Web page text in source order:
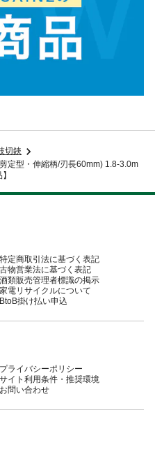
切鋏
定型・伸縮柄/刃長60mm) 1.8-3.0m
特定商取引法に基づく表記
古物営業法に基づく表記
酒類販売管理者標識の掲示
家電リサイクルについて
BtoB掛け払い申込
プライバシーポリシー
サイト利用条件・推奨環境
お問い合わせ